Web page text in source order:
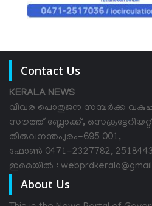
Contact Us
KERALA NEWS
വിവര പൊതുജന സമ്പര്‍ക്ക
സൗത്ത് ബ്ലോക്ക്,
തിരുവനന്തപുരം-695 001,
ഫോൺ 0471-2327782, 2518443
ഇമെയിൽ :
About Us